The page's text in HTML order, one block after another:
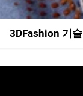
3DFashion 기술